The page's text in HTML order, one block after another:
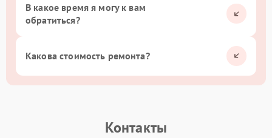
В какое время я могу к вам
обратиться?
Какова стоимость ремонта?
Контакты